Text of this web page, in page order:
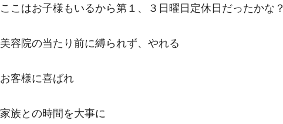
ここはお子様もいるから第１、３日曜日定休日だったかな？
美容院の当たり前に縛られず、やれる
お客様に喜ばれ
家族との時間を大事に